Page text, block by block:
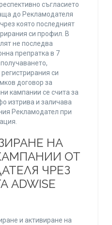
съгласието
до Рекламодателя
която последният
си профил. В
не последва
препратка в 7
си
договор за
кампании се счита за
изтрива и заличава
Рекламодател при
НА
ОТ
ЧРЕЗ
ADWISE
и активиране на